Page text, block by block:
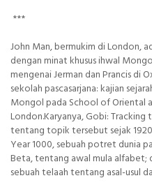
***
John Man, bermukim di London,
dengan minat khusus ihwal
mengenai Jerman dan Prancis di
sekolah pascasarjana: kajian
Mongol pada School of Oriental
London.Karyanya, Gobi:
tentang topik tersebut sejak
Year 1000, sebuah potret dunia
Beta, tentang awal mula alfabet;
sebuah telaah tentang asal-usul